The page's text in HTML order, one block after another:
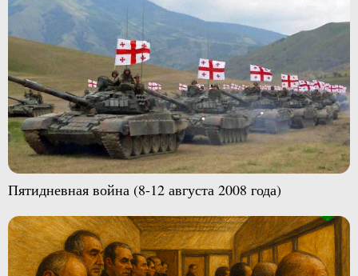
Пятидневная война (8-12 августа 2008 года)